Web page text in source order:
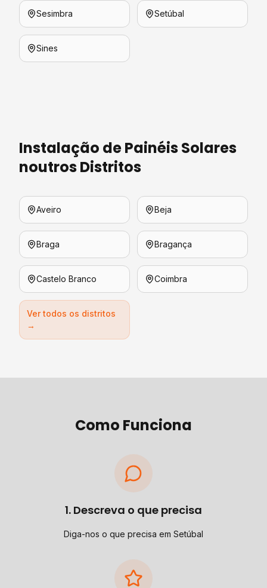
Sesimbra Setúbal
Sines
Instalação de Painéis Solares
noutros Distritos
Aveiro Beja
Braga Bragança
Castelo Branco Coimbra
Ver todos os distritos
→
Como Funciona
1. Descreva o que precisa
Diga-nos o que precisa em Setúbal